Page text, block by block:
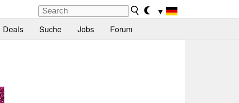
▼
Deals Suche Jobs Forum